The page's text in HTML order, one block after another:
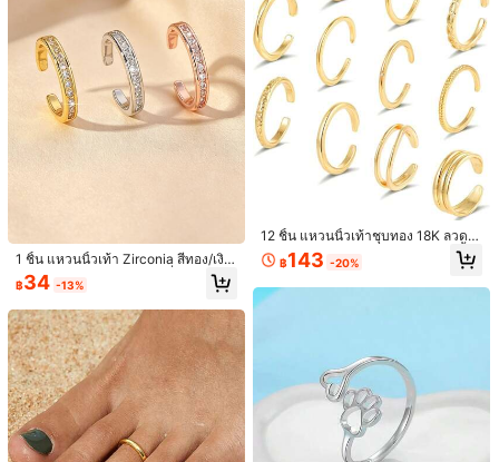
มาะสำหรับเด็กผู้หญิงและผู้หญิงสวมใส่
1 ชิ้น แหวนนิ้วเท้าผู้หญิงสไตล์แฟชั่นเรี
ยบง่ายแบบเรียบ เหมาะสำหรับวันหยุด
ชายหาด งานปาร์ตี้ การเดินทางฤดูร้อน
เครื่องประดับประจำวัน ของขวัญสำหรั
บเพื่อน วันหยุด วันเกิด สไตล์โบโฮชิค
1 ชิ้น แหวนนิ้วเท้า Zirconia สีทอง/เงิ
น/โรสโกลด์แบบปรับได้, เครื่องประดับเ
ท้าสำหรับรีสอร์ทริมหาด
฿34 -13%
12 ชิ้น แหวนนิ้วเท้าชุบทอง 18K ลวดบ
างมินิมอล คิวบิกเซอร์โคเนีย แหวนนิ้วเ
ท้าสำหรับฤดูร้อน ชายหาด แหวนนิ้วเท้
รับผู้หญิง โทนสีเงินทอง
฿143 -20%